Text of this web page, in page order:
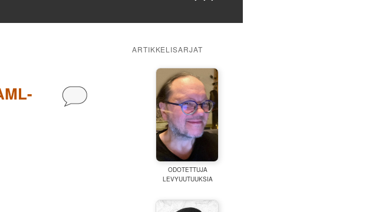
Kommentoi
ARTIKKELISARJAT
ODOTETTUJA
LEVYUUTUUKSIA